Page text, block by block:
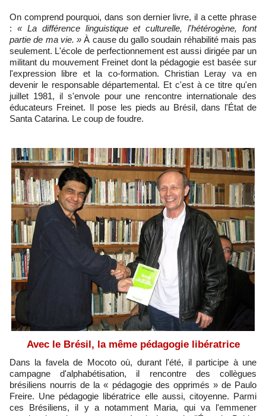
On comprend pourquoi, dans son dernier livre, il a cette phrase
: « La différence linguistique et culturelle, l'hétérogène, font
partie de ma vie. » À cause du gallo soudain réhabilité mais pas
seulement. L'école de perfectionnement est aussi dirigée par un
militant du mouvement Freinet dont la pédagogie est basée sur
l'expression libre et la co-formation. Christian Leray va en
devenir le responsable départemental. Et c'est à ce titre qu'en
juillet 1981, il s'envole pour une rencontre internationale des
éducateurs Freinet. Il pose les pieds au Brésil, dans l'État de
Santa Catarina. Le coup de foudre.
Avec le Brésil, la même pédagogie libératrice
Dans la favela de Mocoto où, durant l'été, il participe à une
campagne d'alphabétisation, il rencontre des collègues
brésiliens nourris de la « pédagogie des opprimés » de Paulo
Freire. Une pédagogie libératrice elle aussi, citoyenne. Parmi
ces Brésiliens, il y a notamment Maria, qui va l'emmener